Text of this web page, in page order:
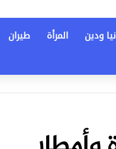
ودين المرأة طيران